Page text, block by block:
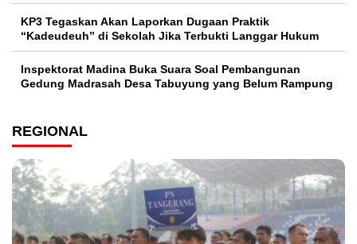
KP3 Tegaskan Akan Laporkan Dugaan Praktik
“Kadeudeuh” di Sekolah Jika Terbukti Langgar Hukum
Inspektorat Madina Buka Suara Soal Pembangunan
Gedung Madrasah Desa Tabuyung yang Belum Rampung
REGIONAL